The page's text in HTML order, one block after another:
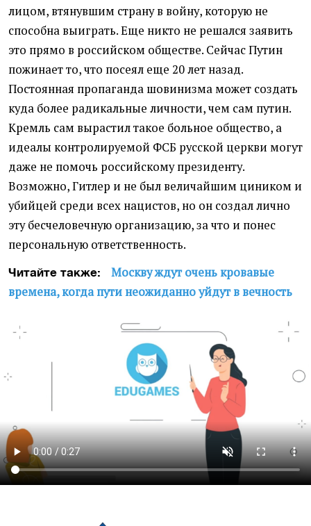
лицом, втянувшим страну в войну, которую не
способна выиграть. Еще никто не решался заявить
это прямо в российском обществе. Сейчас Путин
пожинает то, что посеял еще 20 лет назад.
Постоянная пропаганда шовинизма может создать
куда более радикальные личности, чем сам путин.
Кремль сам вырастил такое больное общество, а
идеалы контролируемой ФСБ русской церкви могут
даже не помочь российскому президенту.
Возможно, Гитлер и не был величайшим циником и
убийцей среди всех нацистов, но он создал лично
эту бесчеловечную организацию, за что и понес
персональную ответственность.
Читайте также:
Москву ждут очень кровавые
времена, когда пути неожиданно уйдут в вечность